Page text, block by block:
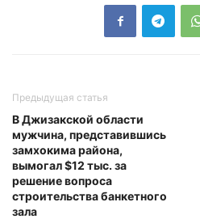
Предыдущая статья
В Джизакской области
мужчина, представившись
замхокима района,
вымогал $12 тыс. за
решение вопроса
строительства банкетного
зала